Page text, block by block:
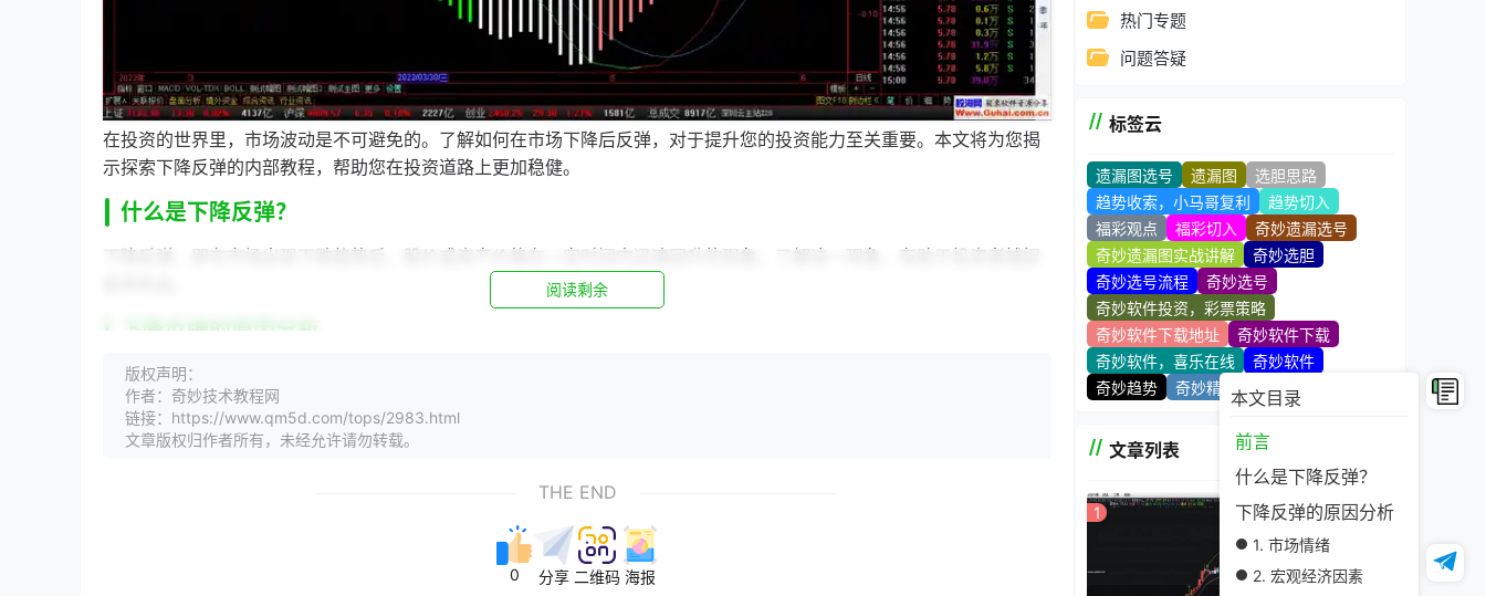
本文目录
前言
什么是下降反弹？
下降反弹的原因分析
1. 市场情绪
2. 宏观经济因素
在投资的世界里，市场波动是不可避免的。了解如何在市场下降后反弹，对于提升您的投资能力至关重要。本文将为您揭
示探索下降反弹的内部教程，帮助您在投资道路上更加稳健。
什么是下降反弹？
下降反弹，即在市场出现下跌趋势后，股价或资产价格在一定时间内迅速回升的现象。了解这一现象，有助于投资者捕捉
下降反弹的原因分析
1. 市场情绪
市场情绪是影响下降反弹的重要因素。当市场普遍悲观时，投资者可能会抛售股票，导致股价下跌。然而，一旦市场情绪
宏观经济因素，如利率、通货膨胀、政策变化等，也会对市场产生影响。例如，当央行降低利率时，可能会刺激经济增
阅读剩余
版权声明：
作者：奇妙技术教程网
链接：https://www.qm5d.com/tops/2983.html
文章版权归作者所有，未经允许请勿转载。
THE END
0 分享 二维码 海报
热门专题
问题答疑
标签云
遗漏图选号 遗漏图
选胆思路
趋势收索，小马哥复利
趋势切入
福彩观点
福彩切入
奇妙遗漏选号
奇妙遗漏图实战讲解
奇妙选胆
奇妙选号流程
奇妙选号
奇妙软件投资，彩票策略
奇妙软件下载地址
奇妙软件下载
奇妙软件，喜乐在线
奇妙软件
奇妙趋势
奇妙精髓 奇妙技术站
文章列表
1